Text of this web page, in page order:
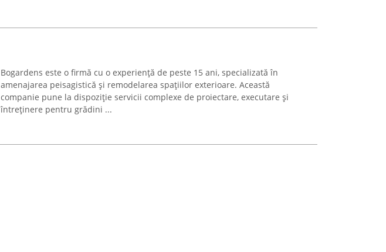
Bogardens este o firmă cu o experiență de peste 15 ani, specializată în
amenajarea peisagistică și remodelarea spațiilor exterioare. Această
companie pune la dispoziție servicii complexe de proiectare, executare și
întreținere pentru grădini ...